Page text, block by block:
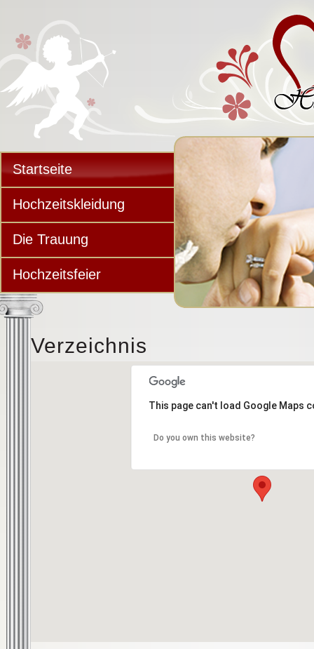
Startseite
Hochzeitskleidung
Die Trauung
Hochzeitsfeier
Verzeichnis
This page can't load Google Maps
Do you own this website?